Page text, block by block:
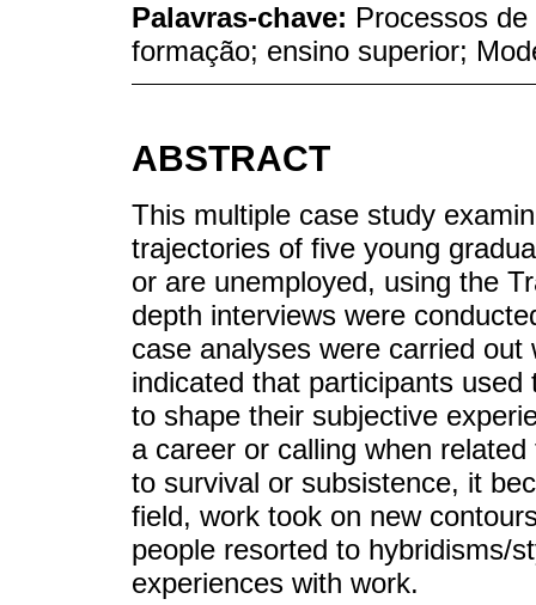
Palavras-chave: Processos
formação; ensino superior;
ABSTRACT
This multiple case study
trajectories of five young
or are unemployed, using the
depth interviews were
case analyses were carried
indicated that participants
to shape their subjective
a career or calling when
to survival or subsistence, it
field, work took on new
people resorted to hybridisms/
experiences with work.